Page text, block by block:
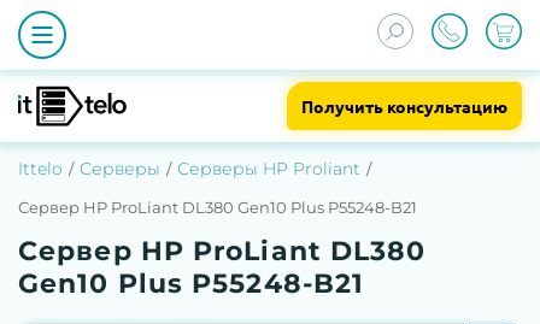
Получить консультацию
Ittelo Серверы Серверы HP Proliant
Сервер HP ProLiant DL380 Gen10 Plus P55248-B21
Сервер HP ProLiant DL380
Gen10 Plus P55248-B21